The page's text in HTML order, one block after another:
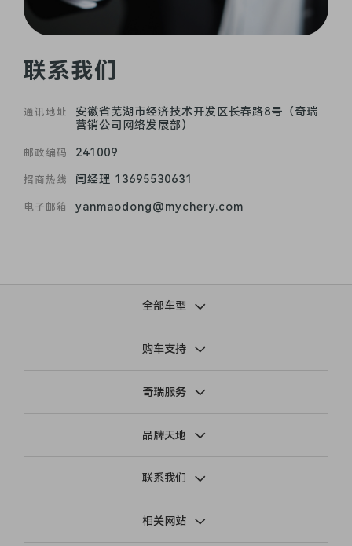
联系我们
通讯地址
安徽省芜湖市经济技术开发区长春路8号（奇瑞
营销公司网络发展部）
邮政编码 241009
招商热线 闫经理 13695530631
电子邮箱 yanmaodong@mychery.com
全部车型
购车支持
奇瑞服务
品牌天地
联系我们
相关网站